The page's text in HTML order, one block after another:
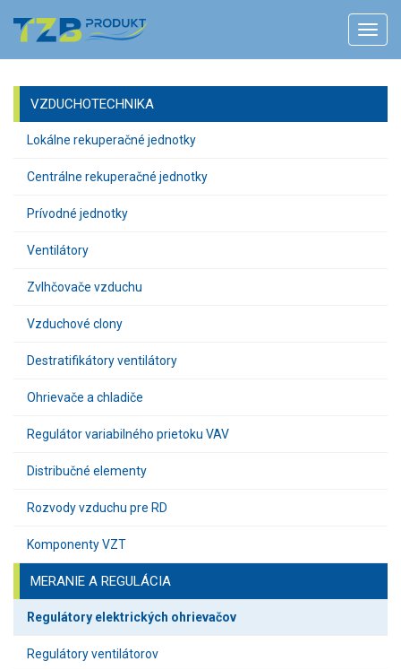
VZDUCHOTECHNIKA
Lokálne rekuperačné jednotky
Centrálne rekuperačné jednotky
Prívodné jednotky
Ventilátory
Zvlhčovače vzduchu
Vzduchové clony
Destratifikátory ventilátory
Ohrievače a chladiče
Regulátor variabilného prietoku VAV
Distribučné elementy
Rozvody vzduchu pre RD
Komponenty VZT
MERANIE A REGULÁCIA
Regulátory elektrických ohrievačov
Regulátory ventilátorov